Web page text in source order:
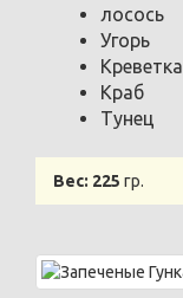
лосось
Угорь
Креветка
Краб
Тунец
Вес: 225 гр.